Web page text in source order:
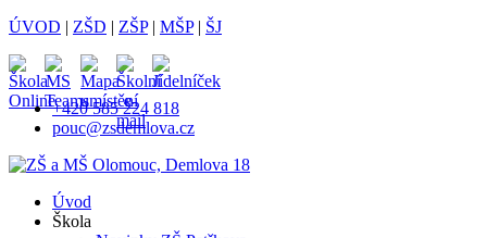
ÚVOD | ZŠD | ZŠP| MŠP| ŠJ
+420 585 224 818
pouc@zsdemlova.cz
Úvod
Škola